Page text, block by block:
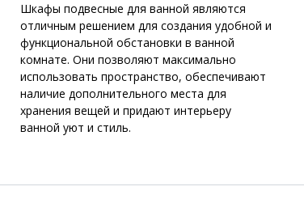
Шкафы подвесные для ванной являются
отличным решением для создания удобной и
функциональной обстановки в ванной
комнате. Они позволяют максимально
использовать пространство, обеспечивают
наличие дополнительного места для
хранения вещей и придают интерьеру
ванной уют и стиль.